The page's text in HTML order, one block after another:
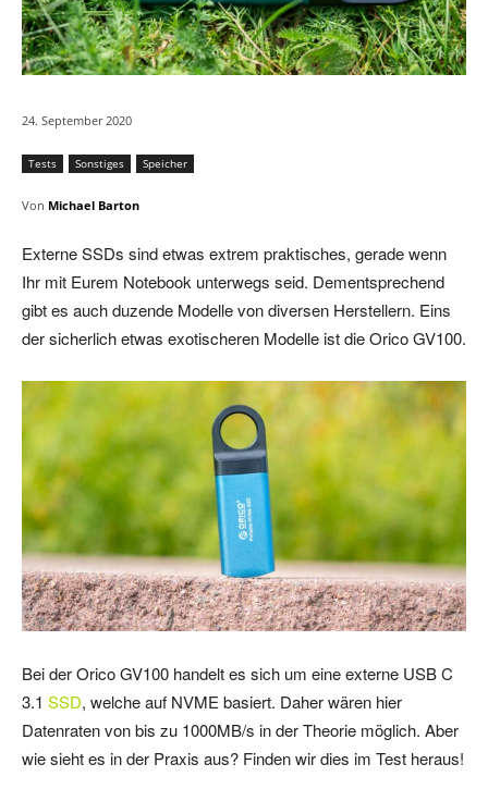
24. September 2020
Tests Sonstiges Speicher
Von Michael Barton
Externe SSDs sind etwas extrem praktisches, gerade wenn
Ihr mit Eurem Notebook unterwegs seid. Dementsprechend
gibt es auch duzende Modelle von diversen Herstellern. Eins
der sicherlich etwas exotischeren Modelle ist die Orico GV100.
Bei der Orico GV100 handelt es sich um eine externe USB C
3.1 SSD, welche auf NVME basiert. Daher wären hier
Datenraten von bis zu 1000MB/s in der Theorie möglich. Aber
wie sieht es in der Praxis aus? Finden wir dies im Test heraus!